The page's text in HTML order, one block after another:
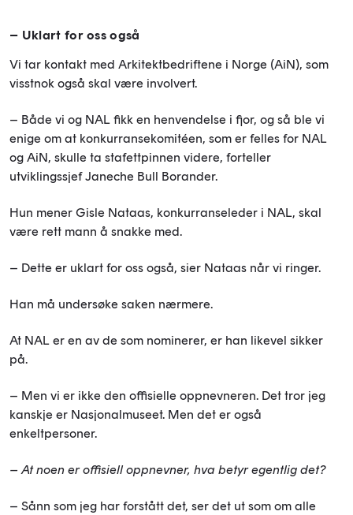
– Uklart for oss også
Vi tar kontakt med Arkitektbedriftene i Norge (AiN), som
visstnok også skal være involvert.
– Både vi og NAL fikk en henvendelse i fjor, og så ble vi
enige om at konkurransekomitéen, som er felles for NAL
og AiN, skulle ta stafettpinnen videre, forteller
utviklingssjef Janeche Bull Borander.
Hun mener Gisle Nataas, konkurranseleder i NAL, skal
være rett mann å snakke med.
– Dette er uklart for oss også, sier Nataas når vi ringer.
Han må undersøke saken nærmere.
At NAL er en av de som nominerer, er han likevel sikker
på.
– Men vi er ikke den offisielle oppnevneren. Det tror jeg
kanskje er Nasjonalmuseet. Men det er også
enkeltpersoner.
– At noen er offisiell oppnevner, hva betyr egentlig det?
– Sånn som jeg har forstått det, ser det ut som om alle